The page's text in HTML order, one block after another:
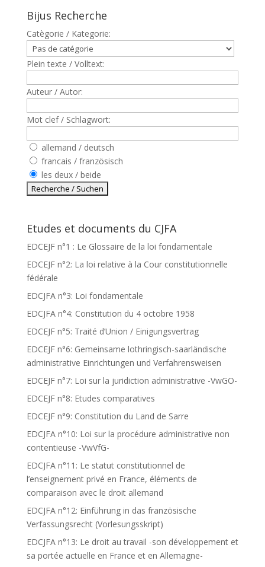
Bijus Recherche
Catègorie / Kategorie:
Plein texte / Volltext:
Auteur / Autor:
Mot clef / Schlagwort:
allemand / deutsch
francais / französisch
les deux / beide
Etudes et documents du CJFA
EDCEJF n°1 : Le Glossaire de la loi fondamentale
EDCEJF n°2: La loi relative à la Cour constitutionnelle
fédérale
EDCJFA n°3: Loi fondamentale
EDCJFA n°4: Constitution du 4 octobre 1958
EDCEJF n°5: Traité d’Union / Einigungsvertrag
EDCEJF n°6: Gemeinsame lothringisch-saarländische
administrative Einrichtungen und Verfahrensweisen
EDCEJF n°7: Loi sur la juridiction administrative -VwGO-
EDCEJF n°8: Etudes comparatives
EDCEJF n°9: Constitution du Land de Sarre
EDCJFA n°10: Loi sur la procédure administrative non
contentieuse -VwVfG-
EDCJFA n°11: Le statut constitutionnel de
l’enseignement privé en France, éléments de
comparaison avec le droit allemand
EDCJFA n°12: Einführung in das französische
Verfassungsrecht (Vorlesungsskript)
EDCJFA n°13: Le droit au travail -son développement et
sa portée actuelle en France et en Allemagne-